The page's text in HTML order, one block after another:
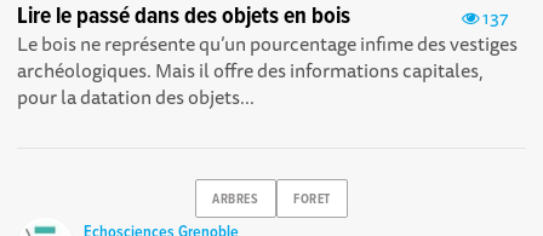
137
Lire le passé dans des objets en bois
Le bois ne représente qu’un pourcentage infime des vestiges
archéologiques. Mais il offre des informations capitales,
pour la datation des objets...
ARBRES FORET